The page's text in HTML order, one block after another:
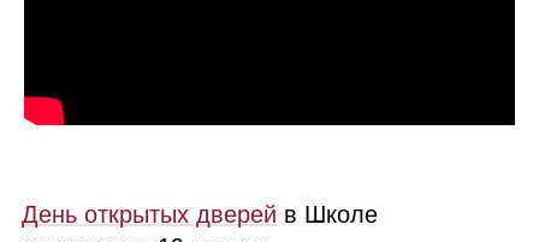
День открытых дверей в Школе